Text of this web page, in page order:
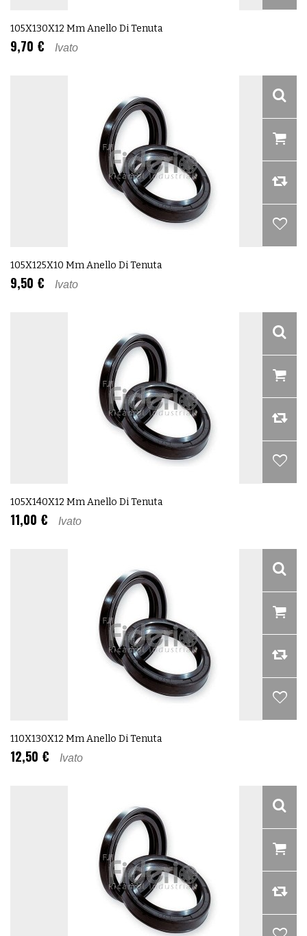
105X130X12 Mm Anello Di Tenuta
9,70 € Ivato
105X125X10 Mm Anello Di Tenuta
9,50 € Ivato
105X140X12 Mm Anello Di Tenuta
11,00 € Ivato
110X130X12 Mm Anello Di Tenuta
12,50 € Ivato